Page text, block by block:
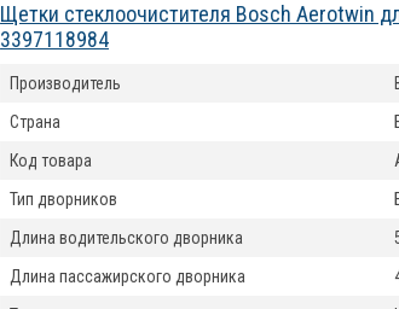
Щетки стеклоочистителя Bosch Aerotwin
3397118984
Производитель
Страна
Код товара
Тип дворников
Длина водительского дворника
Длина пассажирского дворника